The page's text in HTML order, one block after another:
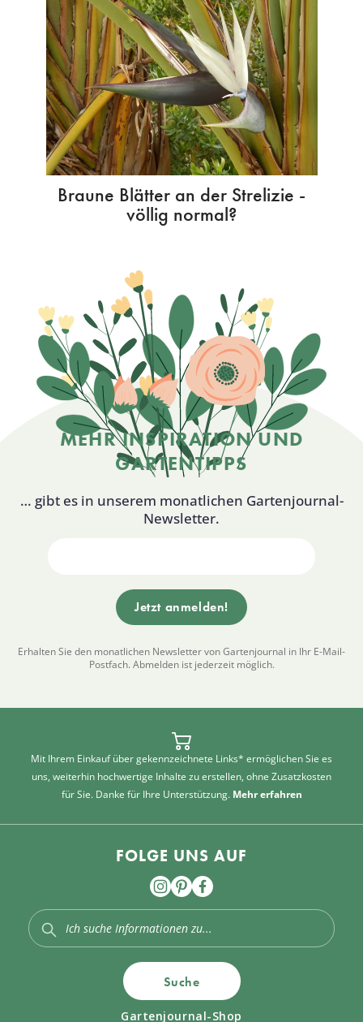
Braune Blätter an der Strelizie -
völlig normal?
MEHR INSPIRATION UND
GARTENTIPPS
… gibt es in unserem monatlichen Gartenjournal-
Newsletter.
Erhalten Sie den monatlichen Newsletter von Gartenjournal in Ihr E-Mail-
Postfach. Abmelden ist jederzeit möglich.
Mit Ihrem Einkauf über gekennzeichnete Links* ermöglichen Sie es
uns, weiterhin hochwertige Inhalte zu erstellen, ohne Zusatzkosten
für Sie. Danke für Ihre Unterstützung. Mehr erfahren
FOLGE UNS AUF
Suche
Gartenjournal-Shop